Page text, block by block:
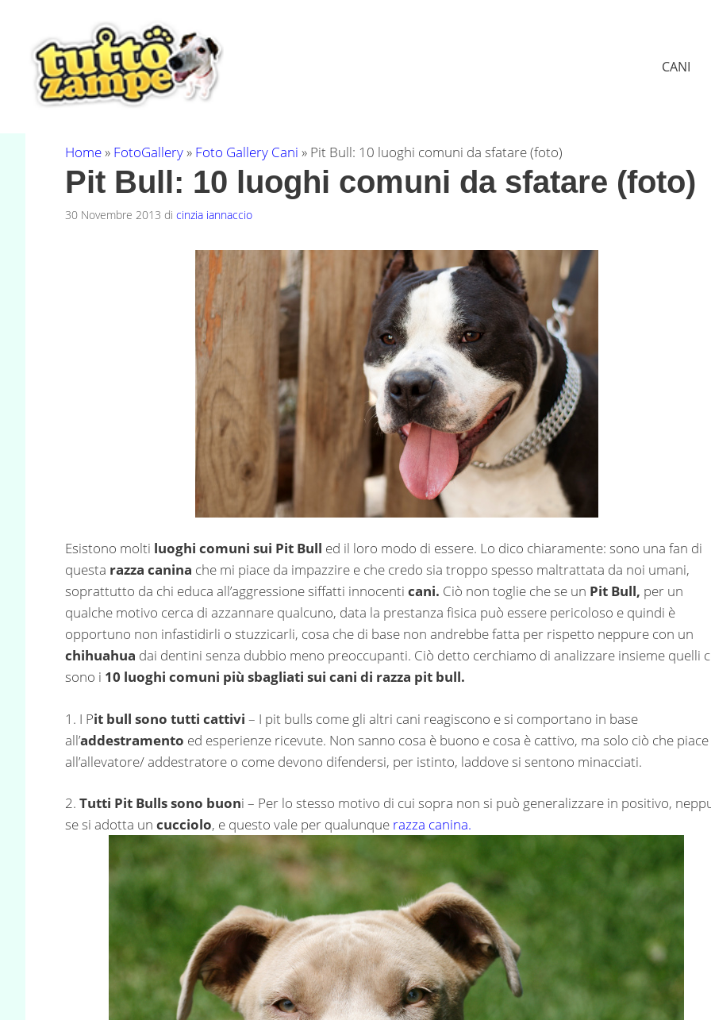
contenuto
CANI
Home» FotoGallery» Foto Gallery Cani » Pit Bull: 10 luoghi comuni da sfatare (foto)
Pit Bull: 10 luoghi comuni da sfatare (foto)
30 Novembre 2013 di cinzia iannaccio
Esistono molti luoghi comuni sui Pit Bull ed il loro modo di essere. Lo dico chiaramente: sono una fan di
questa razza canina che mi piace da impazzire e che credo sia troppo spesso maltrattata da noi umani,
soprattutto da chi educa all’aggressione siffatti innocenti cani. Ciò non toglie che se un Pit Bull, per un
qualche motivo cerca di azzannare qualcuno, data la prestanza fisica può essere pericoloso e quindi è
opportuno non infastidirli o stuzzicarli, cosa che di base non andrebbe fatta per rispetto neppure con un
chihuahua dai dentini senza dubbio meno preoccupanti. Ciò detto cerchiamo di analizzare insieme quelli
sono i 10 luoghi comuni più sbagliati sui cani di razza pit bull.
1. I Pit bull sono tutti cattivi – I pit bulls come gli altri cani reagiscono e si comportano in base
all’addestramento ed esperienze ricevute. Non sanno cosa è buono e cosa è cattivo, ma solo ciò che piace
all’allevatore/ addestratore o come devono difendersi, per istinto, laddove si sentono minacciati.
2. Tutti Pit Bulls sono buoni – Per lo stesso motivo di cui sopra non si può generalizzare in positivo,
se si adotta un cucciolo, e questo vale per qualunque razza canina.